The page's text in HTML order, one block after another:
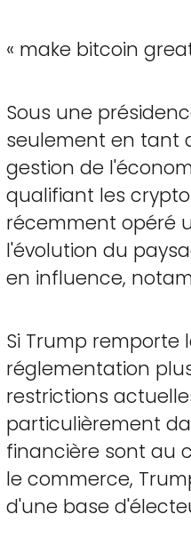
« make bitcoin
Sous une
seulement en tant
gestion de
qualifiant les
récemment opéré
l'évolution du
en influence,
Si Trump remporte
réglementation
restrictions
particulièrement
financière sont au
le commerce,
d'une base